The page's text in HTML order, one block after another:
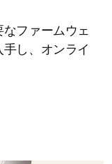
ファームウェ
し、オンライ